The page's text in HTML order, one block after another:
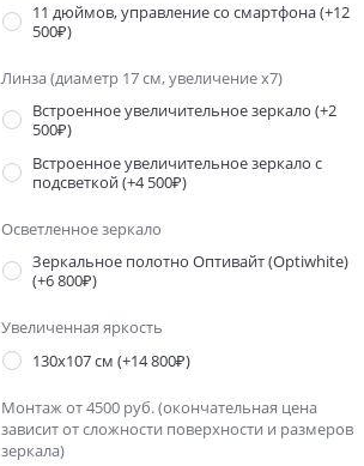
11 дюймов, управление со смартфона(+12
500₽)
Линза (диаметр 17 см, увеличение х7)
Встроенное увеличительное зеркало (+2
500₽)
Встроенное увеличительное зеркало с
подсветкой(+4 500₽)
Осветленное зеркало
Зеркальное полотно Оптивайт (Optiwhite)
(+6 800₽)
Увеличенная яркость
130х107 см (+14 800₽)
Монтаж от 4500 руб. (окончательная цена
зависит от сложности поверхности и размеров
зеркала)